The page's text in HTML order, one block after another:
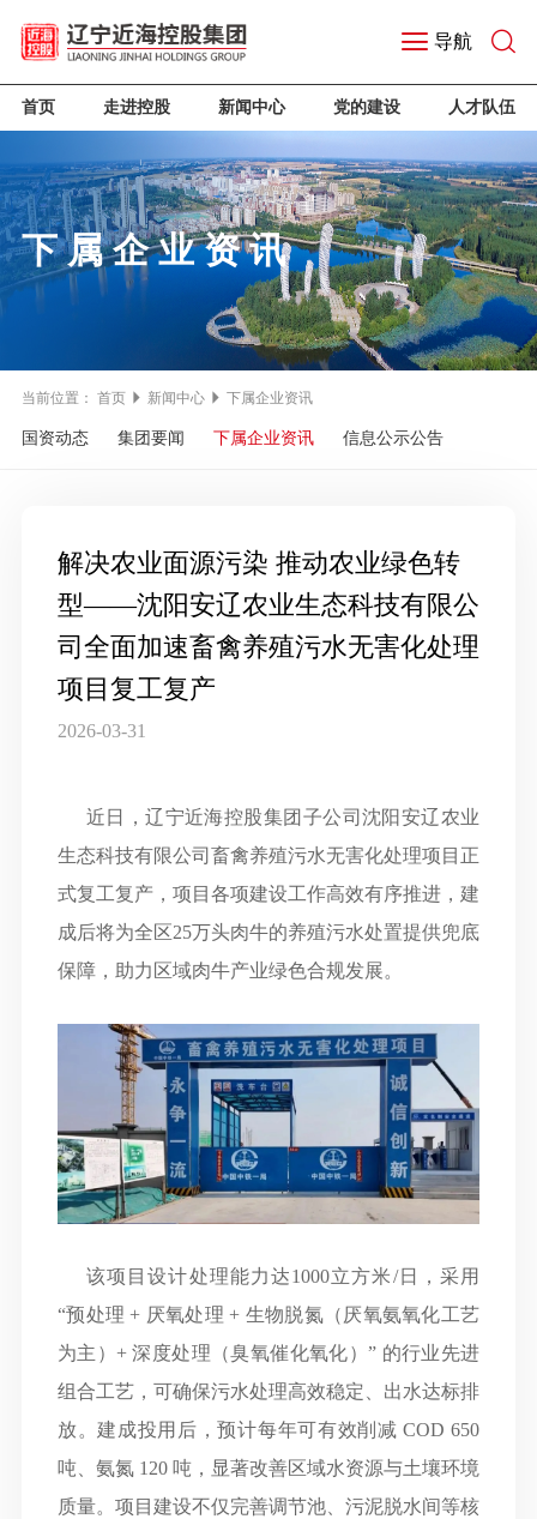
导航
首页 走进控股 新闻中心 党的建设 人才队伍
下属企业资讯
当前位置： 首页 新闻中心 下属企业资讯
国资动态 集团要闻 下属企业资讯 信息公示公告
解决农业面源污染 推动农业绿色转
型——沈阳安辽农业生态科技有限公
司全面加速畜禽养殖污水无害化处理
项目复工复产
2026-03-31
近日，辽宁近海控股集团子公司沈阳安辽农业
生态科技有限公司畜禽养殖污水无害化处理项目正
式复工复产，项目各项建设工作高效有序推进，建
成后将为全区25万头肉牛的养殖污水处置提供兜底
保障，助力区域肉牛产业绿色合规发展。
该项目设计处理能力达1000立方米/日，采用
“预处理+ 厌氧处理+ 生物脱氮（厌氧氨氧化工艺
为主）+深度处理（臭氧催化氧化）” 的行业先进
组合工艺，可确保污水处理高效稳定、出水达标排
放。建成投用后，预计每年可有效削减COD 650
吨、氨氮 120 吨，显著改善区域水资源与土壤环境
质量。项目建设不仅完善调节池、污泥脱水间等核